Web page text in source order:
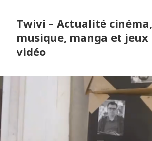
Twivi – Actualité cinéma,
musique, manga et jeux
vidéo